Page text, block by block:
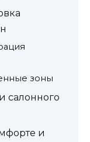
зоны
салонного
и